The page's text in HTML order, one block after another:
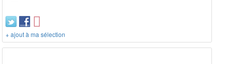
+ ajout à ma sélection